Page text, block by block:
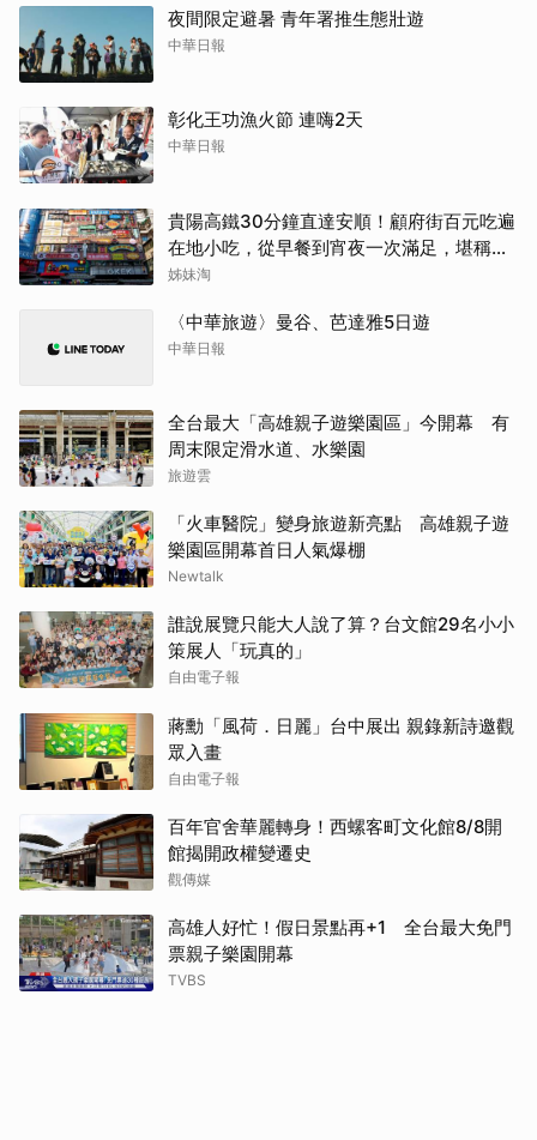
夜間限定避暑 青年署推生態壯遊
中華日報
彰化王功漁火節 連嗨2天
中華日報
貴陽高鐵30分鐘直達安順！顧府街百元吃遍
在地小吃，從早餐到宵夜一次滿足，堪稱貴
州「小吃王國」
姊妹淘
〈中華旅遊〉曼谷、芭達雅5日遊
中華日報
全台最大「高雄親子遊樂園區」今開幕 有
周末限定滑水道、水樂園
旅遊雲
「火車醫院」變身旅遊新亮點 高雄親子遊
樂園區開幕首日人氣爆棚
Newtalk
誰說展覽只能大人說了算？台文館29名小小
策展人「玩真的」
自由電子報
蔣勳「風荷．日麗」台中展出 親錄新詩邀觀
眾入畫
自由電子報
百年官舍華麗轉身！西螺客町文化館8/8開
館揭開政權變遷史
觀傳媒
高雄人好忙！假日景點再+1 全台最大免門
票親子樂園開幕
TVBS